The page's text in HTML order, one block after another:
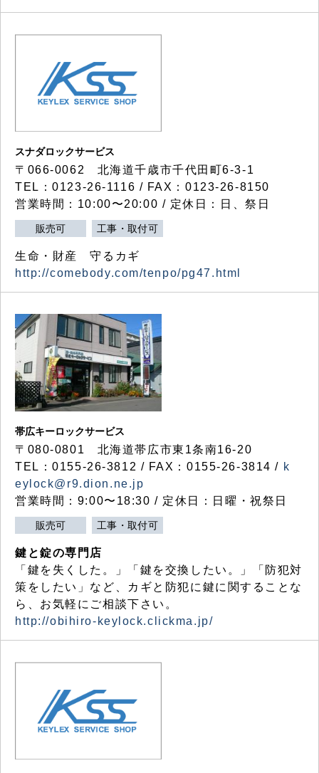
スナダロックサービス
〒066-0062 北海道千歳市千代田町6-3-1
TEL：0123-26-1116 / FAX：0123-26-8150
営業時間：10:00〜20:00 / 定休日：日、祭日
販売可 工事・取付可
生命・財産 守るカギ
http://comebody.com/tenpo/pg47.html
帯広キーロックサービス
〒080-0801 北海道帯広市東1条南16-20
TEL：0155-26-3812 / FAX：0155-26-3814 / k
eylock@r9.dion.ne.jp
営業時間：9:00〜18:30 / 定休日：日曜・祝祭日
販売可 工事・取付可
鍵と錠の専門店
「鍵を失くした。」「鍵を交換したい。」「防犯対
策をしたい」など、カギと防犯に鍵に関することな
ら、お気軽にご相談下さい。
http://obihiro-keylock.clickma.jp/